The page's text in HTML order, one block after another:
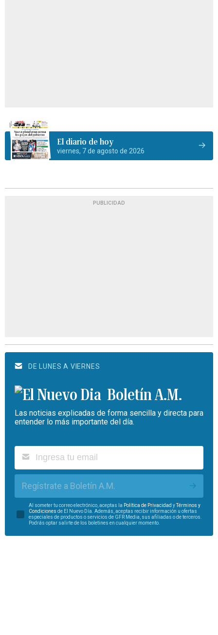
El diario de hoy
viernes, 7 de agosto de 2026
PUBLICIDAD
DE LUNES A VIERNES
Boletín A.M.
Las noticias explicadas de forma sencilla y directa para
entender lo más importante del día.
Regístrate a Boletín A.M.
Al someter tu correo electrónico, aceptas la Política de Privacidad yTérminos y
Condiciones de El Nuevo Día. Además, aceptas recibir información u ofertas
especiales de productos o servicios de GFR Media, sus afiliadas o de terceros.
Podrás optar salirte de los boletines en cualquier momento.